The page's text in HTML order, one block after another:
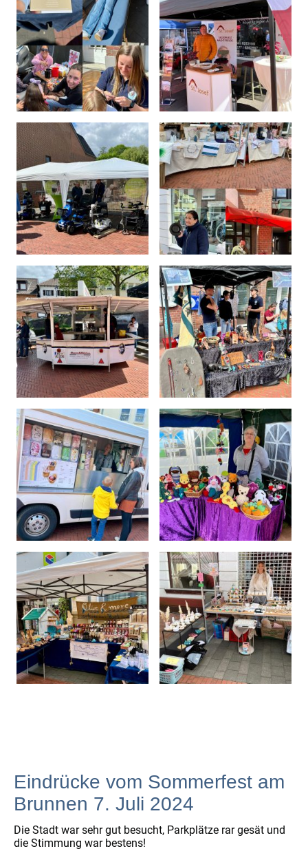
Eindrücke vom Sommerfest am
Brunnen 7. Juli 2024
Die Stadt war sehr gut besucht, Parkplätze rar gesät und
die Stimmung war bestens!